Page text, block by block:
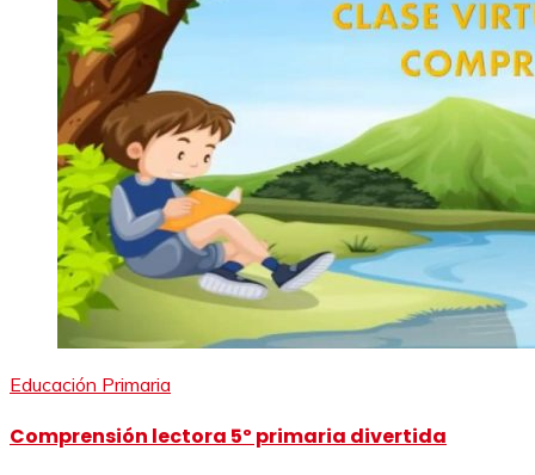
Educación Primaria
Comprensión lectora 5º primaria divertida